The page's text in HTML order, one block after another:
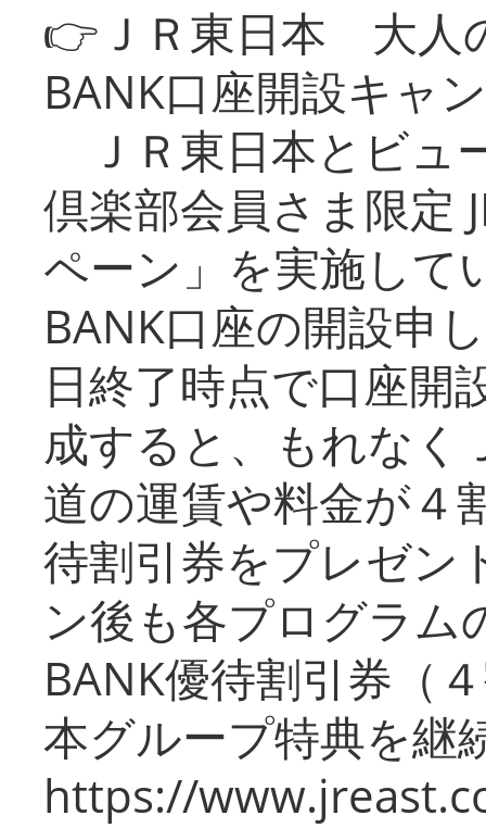
👉ＪＲ東日本 大人
BANK口座開設キャ
ＪＲ東日本とビュ
倶楽部会員さま限定
ペーン」を実施して
BANK口座の開設申
日終了時点で口座開
成すると、もれなく
道の運賃や料金が４
待割引券をプレゼン
ン後も各プログラム
BANK優待割引券（
本グループ特典を継
https://